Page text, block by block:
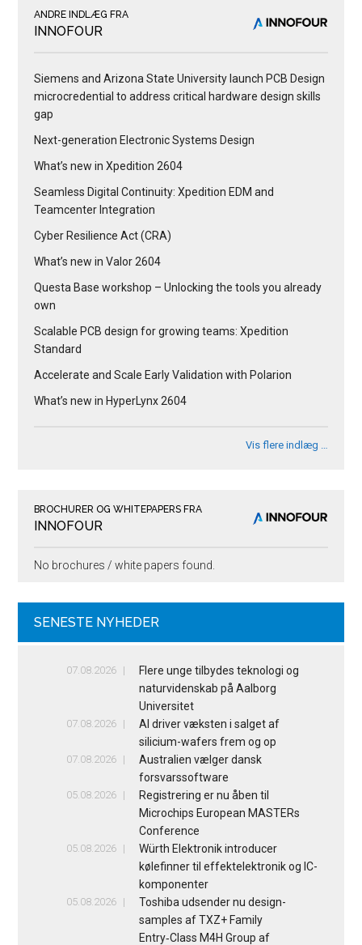
ANDRE INDLÆG FRA
INNOFOUR
Siemens and Arizona State University launch PCB Design
microcredential to address critical hardware design skills
gap
Next-generation Electronic Systems Design
What’s new in Xpedition 2604
Seamless Digital Continuity: Xpedition EDM and
Teamcenter Integration
Cyber Resilience Act (CRA)
What’s new in Valor 2604
Questa Base workshop – Unlocking the tools you already
own
Scalable PCB design for growing teams: Xpedition
Standard
Accelerate and Scale Early Validation with Polarion
What’s new in HyperLynx 2604
Vis flere indlæg …
BROCHURER OG WHITEPAPERS FRA
INNOFOUR
No brochures / white papers found.
SENESTE NYHEDER
07.08.2026
Flere unge tilbydes teknologi og
naturvidenskab på Aalborg
Universitet
07.08.2026
AI driver væksten i salget af
silicium-wafers frem og op
07.08.2026
Australien vælger dansk
forsvarssoftware
05.08.2026
Registrering er nu åben til
Microchips European MASTERs
Conference
05.08.2026
Würth Elektronik introducer
kølefinner til effektelektronik og IC-
komponenter
05.08.2026
Toshiba udsender nu design-
samples af TXZ+ Family
Entry‑Class M4H Group af